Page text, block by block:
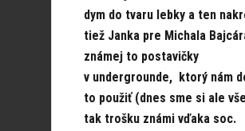
dym do tvaru lebky a ten
tiež Janka pre Michala
známej to postavičky
v undergrounde, ktorý nám
to použiť (dnes sme si ale
tak trošku známi vďaka soc.